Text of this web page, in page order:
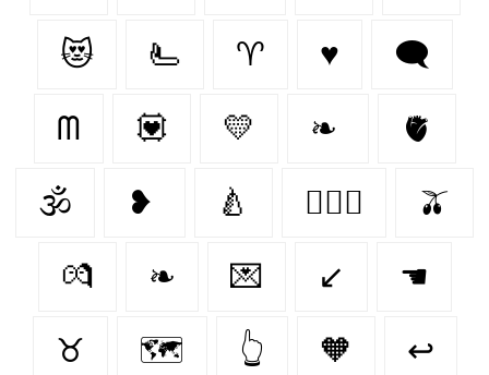
😻 🫷 ♈︎ ♥️ 🗨
ᗰ 💟 💛 ❧ 🫀
🕉 ❥ 🍐 👨‍❤️‍👨 🫒
💏 ❧ 💌 ↙ ☚
♉︎ 🗺️ 👆 🧡 ↩